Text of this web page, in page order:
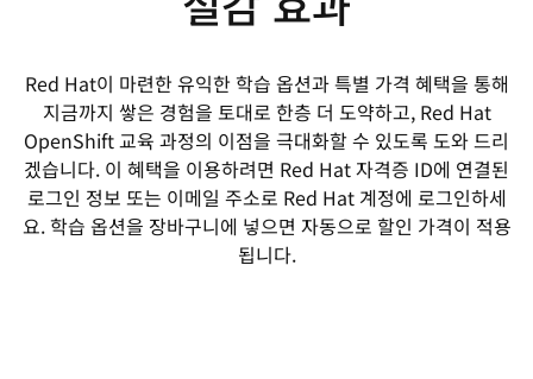
Red Hat이 마련한 유익한 학습 옵션과 특별 가격 혜택을 통해
지금까지 쌓은 경험을 토대로 한층 더 도약하고, Red Hat
OpenShift 교육 과정의 이점을 극대화할 수 있도록 도와 드리
겠습니다. 이 혜택을 이용하려면 Red Hat 자격증 ID에 연결된
로그인 정보 또는 이메일 주소로 Red Hat 계정에 로그인하세
요. 학습 옵션을 장바구니에 넣으면 자동으로 할인 가격이 적용
됩니다.